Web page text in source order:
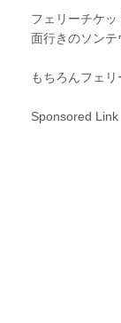
フェリーチケ
面行きのソンテ
もちろんフェリ
Sponsored Link